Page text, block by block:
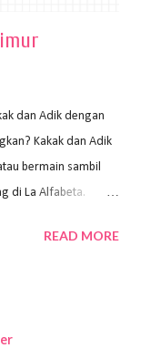
dan Adik dengan
Kakak dan Adik
bermain sambil
di La Alfabeta.
Alfabeta
READ MORE